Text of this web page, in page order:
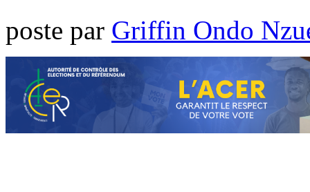
poste par Griffin Ondo